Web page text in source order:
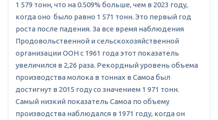
1 579 тонн, что на 0.509% больше, чем в 2023 году,
когда оно было равно 1 571 тонн. Это первый год
роста после падения. За все время наблюдения
Продовольственной и сельскохозяйственной
организации ООН с 1961 года этот показатель
увеличился в 2,26 раза. Рекордный уровень объема
производства молока в тоннах в Самоа был
достигнут в 2015 году со значением 1 971 тонн.
Самый низкий показатель Самоа по объему
производства наблюдался в 1971 году, когда он